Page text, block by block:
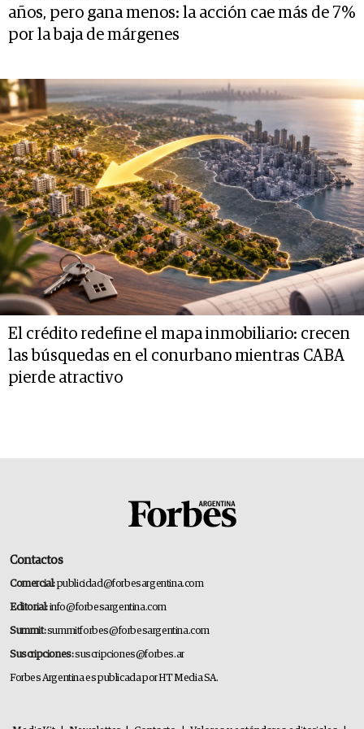
años, pero gana menos: la acción cae más de 7%
por la baja de márgenes
El crédito redefine el mapa inmobiliario: crecen
las búsquedas en el conurbano mientras CABA
pierde atractivo
Contactos
Comercial:publicidad@forbesargentina.com
Editorial:info@forbesargentina.com
Summit:summitforbes@forbesargentina.com
Suscripciones:suscripciones@forbes.ar
Forbes Argentina es publicada por HT Media SA.